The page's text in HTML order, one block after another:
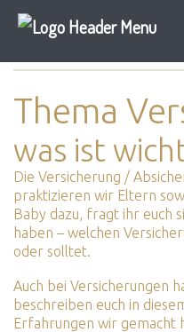
Thema
was ist
Die Versicherung /
praktizieren wir Eltern
Baby dazu, fragt ihr euch
haben – welchen
oder solltet.
Auch bei Versicherungen
beschreiben euch in
Erfahrungen wir gemacht